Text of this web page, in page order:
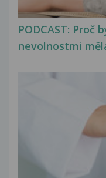
PODCAST: Proč
nevolnostmi